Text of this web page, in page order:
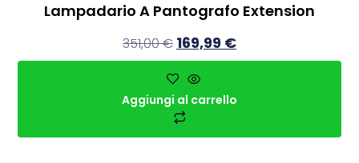
Lampadario A Pantografo Extension
351,00€ 169,99 €
Aggiungi al carrello